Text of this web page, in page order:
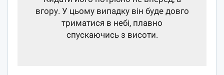
вгору. У цьому випадку він буде довго
триматися в небі, плавно
спускаючись з висоти.